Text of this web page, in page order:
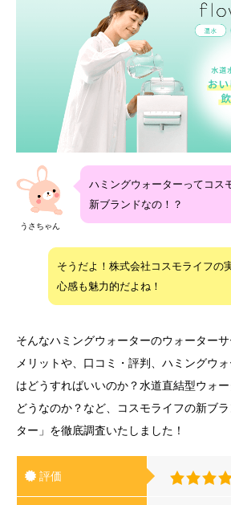
サーバーの種類 お水の種類
浄水器一体型
初期費用:2,200円
約475円〜
フィルター交換
無料
1回／4ヶ月
自動クリーニング
うさちゃん
ハミングウォーターってコス
新ブランドなの！？
そうだよ！株式会社コスモライフの
心感も魅力的だよね！
そんなハミングウォーターのウォーター
メリットや、口コミ・評判、ハミングウ
はどうすればいいのか？水道直結型ウォ
どうなのか？など、コスモライフの新ブ
ター」を徹底調査いたしました！
評価